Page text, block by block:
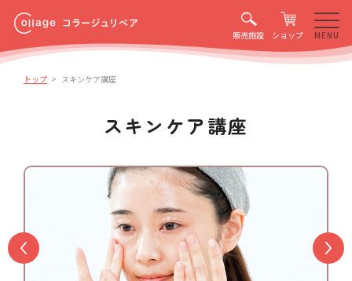
販売施設 ショップ
コラージュリペア
ローションR/RR
医薬部外品
化粧水
トップ スキンケア講座
スキンケア講座